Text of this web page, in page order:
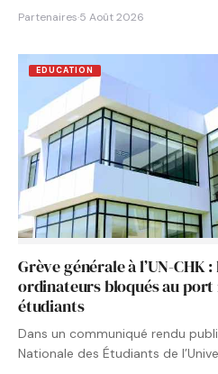
Partenaires·5 Août 2026
EDUCATION
Grève générale à l’UN-CHK
ordinateurs bloqués au
étudiants
Dans un communiqué rendu
Nationale des Étudiants de